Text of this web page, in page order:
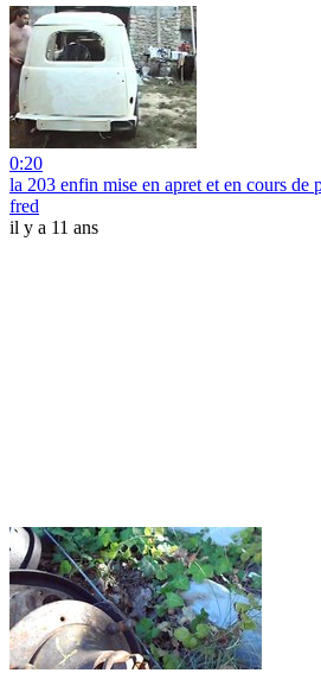
0:20
la 203 enfin mise en apret et en cours de
fred
il y a 11 ans